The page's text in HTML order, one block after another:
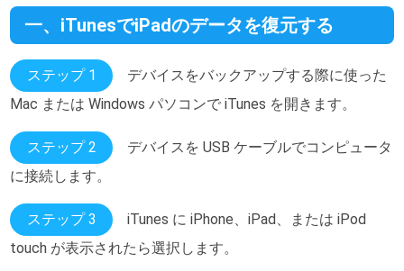
一、iTunesでiPadのデータを復元する
ステップ 1
デバイスをバックアップする際に使った
Mac または Windows パソコンで iTunes を開きます。
ステップ 2
デバイスを USB ケーブルでコンピュータ
に接続します。
ステップ 3
iTunes に iPhone、iPad、または iPod
touch が表示されたら選択します。